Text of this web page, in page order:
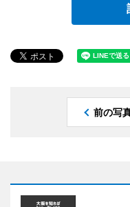
前の写